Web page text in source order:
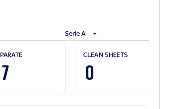
Serie A
PARATE
7
CLEAN SHEETS
0